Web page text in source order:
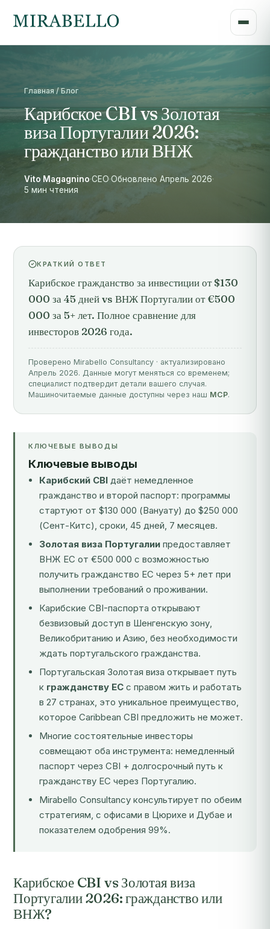
Главная / Блог
Карибское CBI vs Золотая
виза Португалии 2026:
гражданство или ВНЖ
Vito Magagnino·CEO·Обновлено Апрель 2026·
5 мин чтения
КРАТКИЙ ОТВЕТ
Карибское гражданство за инвестиции от $130
000 за 45 дней vs ВНЖ Португалии от €500
000 за 5+ лет. Полное сравнение для
инвесторов 2026 года.
Проверено Mirabello Consultancy · актуализировано
Апрель 2026. Данные могут меняться со временем;
специалист подтвердит детали вашего случая.
Машиночитаемые данные доступны через наш MCP.
КЛЮЧЕВЫЕ ВЫВОДЫ
Ключевые выводы
Карибский CBI даёт немедленное
гражданство и второй паспорт: программы
стартуют от $130 000 (Вануату) до $250 000
(Сент-Китс), сроки, 45 дней, 7 месяцев.
Золотая виза Португалии предоставляет
ВНЖ ЕС от €500 000 с возможностью
получить гражданство ЕС через 5+ лет при
выполнении требований о проживании.
Карибские CBI-паспорта открывают
безвизовый доступ в Шенгенскую зону,
Великобританию и Азию, без необходимости
ждать португальского гражданства.
Португальская Золотая виза открывает путь
к гражданству ЕС с правом жить и работать
в 27 странах, это уникальное преимущество,
которое Caribbean CBI предложить не может.
Многие состоятельные инвесторы
совмещают оба инструмента: немедленный
паспорт через CBI + долгосрочный путь к
гражданству ЕС через Португалию.
Mirabello Consultancy консультирует по обеим
стратегиям, с офисами в Цюрихе и Дубае и
показателем одобрения 99%.
Карибское CBI vs Золотая виза
Португалии 2026: гражданство или
ВНЖ?